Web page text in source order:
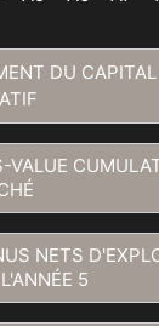
DU
VALUE
NETS
5